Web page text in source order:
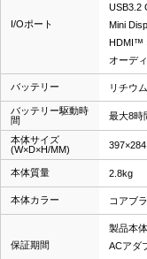
I/Oポート
USB3.2
Mini
HDMI™
オーデ
バッテリー リチウ
バッテリー駆動時
間
最大8時
本体サイズ
(W×D×H/MM)
本体質量 2.8kg
本体カラー コアブ
保証期間
製品本
ACアダ